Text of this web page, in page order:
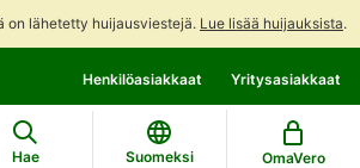
on lähetetty huijausviestejä. Lue lisää huijauksista.
suoraan
sisältöön
koko
sivuston
hakuun
Henkilöasiakkaat Yritysasiakkaat
Hae Suomeksi OmaVero